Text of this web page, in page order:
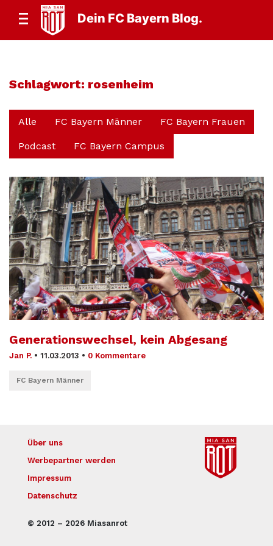
Dein FC Bayern Blog.
Schlagwort: rosenheim
Alle FC Bayern Männer FC Bayern Frauen
Podcast FC Bayern Campus
Generationswechsel, kein Abgesang
Jan P. • 11.03.2013 • 0 Kommentare
FC Bayern Männer
© 2012 – 2026 Miasanrot
Über uns
Werbepartner werden
Impressum
Datenschutz